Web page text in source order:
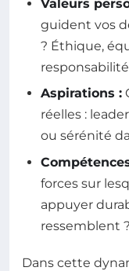
Valeurs
guident vos
? Éthique,
Aspirations :
réelles :
ou sérénité
forces sur
appuyer
ressemblent ?
Dans cette